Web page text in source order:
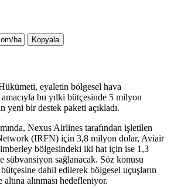
Kopyala
eyaletin bölgesel hava
amacıyla bu yılki bütçesinde 5 milyon
yeni bir destek paketi açıkladı.
Nexus Airlines tarafından işletilen
(IRFN) için 3,8 milyon dolar, Aviair
bölgesindeki iki hat için ise 1,3
sübvansiyon sağlanacak. Söz konusu
dahil edilerek bölgesel uçuşların
altına alınması hedefleniyor.